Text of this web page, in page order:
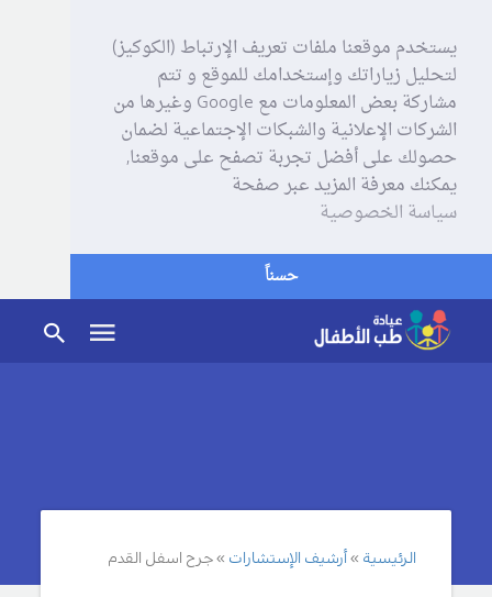
يستخدم موقعنا ملفات تعريف الإرتباط (الكوكيز)
لتحليل زياراتك وإستخدامك للموقع و تتم
مشاركة بعض المعلومات مع Google وغيرها من
الشركات الإعلانية والشبكات الإجتماعية لضمان
حصولك على أفضل تجربة تصفح على موقعنا,
يمكنك معرفة المزيد عبر صفحة
سياسة الخصوصية
حسناً
الرئيسية أرشيف الإستشارات جرح اسفل القدم